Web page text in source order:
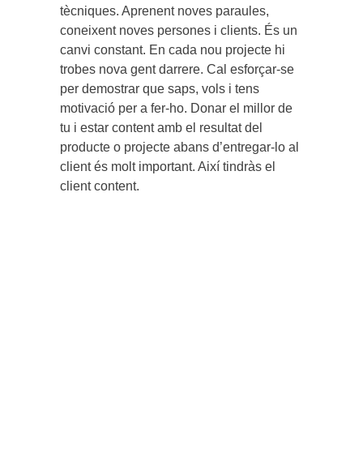
tècniques. Aprenent noves paraules,
coneixent noves persones i clients. És un
canvi constant. En cada nou projecte hi
trobes nova gent darrere. Cal esforçar-se
per demostrar que saps, vols i tens
motivació per a fer-ho. Donar el millor de
tu i estar content amb el resultat del
producte o projecte abans d’entregar-lo al
client és molt important. Així tindràs el
client content.